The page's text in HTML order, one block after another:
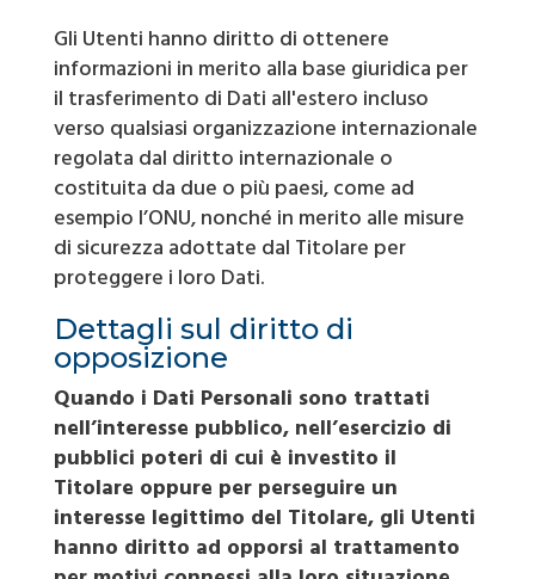
Gli Utenti hanno diritto di ottenere
informazioni in merito alla base giuridica per
il trasferimento di Dati all'estero incluso
verso qualsiasi organizzazione internazionale
regolata dal diritto internazionale o
costituita da due o più paesi, come ad
esempio l’ONU, nonché in merito alle misure
di sicurezza adottate dal Titolare per
proteggere i loro Dati.
Dettagli sul diritto di
opposizione
Quando i Dati Personali sono trattati
nell’interesse pubblico, nell’esercizio di
pubblici poteri di cui è investito il
Titolare oppure per perseguire un
interesse legittimo del Titolare, gli Utenti
hanno diritto ad opporsi al trattamento